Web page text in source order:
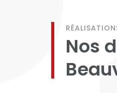
Nos